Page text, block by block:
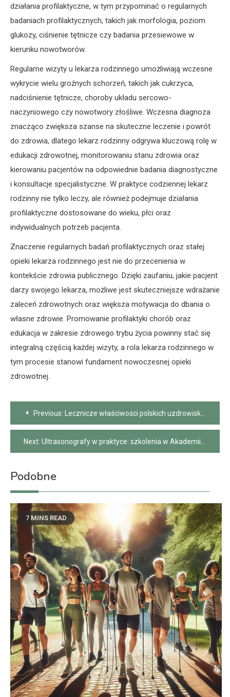
działania profilaktyczne, w tym przypominać o regularnych
badaniach profilaktycznych, takich jak morfologia, poziom
glukozy, ciśnienie tętnicze czy badania przesiewowe w
kierunku nowotworów.
Regularne wizyty u lekarza rodzinnego umożliwiają wczesne
wykrycie wielu groźnych schorzeń, takich jak cukrzyca,
nadciśnienie tętnicze, choroby układu sercowo-
naczyniowego czy nowotwory złośliwe. Wczesna diagnoza
znacząco zwiększa szanse na skuteczne leczenie i powrót
do zdrowia, dlatego lekarz rodzinny odgrywa kluczową rolę w
edukacji zdrowotnej, monitorowaniu stanu zdrowia oraz
kierowaniu pacjentów na odpowiednie badania diagnostyczne
i konsultacje specjalistyczne. W praktyce codziennej lekarz
rodzinny nie tylko leczy, ale również podejmuje działania
profilaktyczne dostosowane do wieku, płci oraz
indywidualnych potrzeb pacjenta.
Znaczenie regularnych badań profilaktycznych oraz stałej
opieki lekarza rodzinnego jest nie do przecenienia w
kontekście zdrowia publicznego. Dzięki zaufaniu, jakie pacjent
darzy swojego lekarza, możliwe jest skuteczniejsze wdrażanie
zaleceń zdrowotnych oraz większa motywacja do dbania o
własne zdrowie. Promowanie profilaktyki chorób oraz
edukacja w zakresie zdrowego trybu życia powinny stać się
integralną częścią każdej wizyty, a rola lekarza rodzinnego w
tym procesie stanowi fundament nowoczesnej opieki
zdrowotnej.
Nawigacja
wpisu
Previous: Lecznicze właściwości polskich uzdrowisk – co warto wiedzieć
Next: Ultrasonografy w praktyce: szkolenia w Akademii Ultrasonografii Poznań
Podobne
7 MINS READ